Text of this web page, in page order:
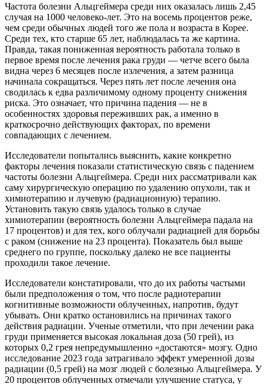
Частота болезни Альцгеймера среди них оказалась лишь 2,45
случая на 1000 человеко-лет. Это на восемь процентов реже,
чем среди обычных людей того же пола и возраста в Корее.
Среди тех, кто старше 65 лет, наблюдалась та же картина.
Правда, такая пониженная вероятность работала только в
первое время после лечения рака груди — четче всего была
видна через 6 месяцев после излечения, а затем разница
начинала сокращаться. Через пять лет после лечения она
сводилась к едва различимому одному проценту снижения
риска. Это означает, что причина падения — не в
особенностях здоровья переживших рак, а именно в
краткосрочно действующих факторах, по времени
совпадающих с лечением.
Исследователи попытались выяснить, какие конкретно
факторы лечения показали статистическую связь с падением
частоты болезни Альцгеймера. Среди них рассматривали как
саму хирургическую операцию по удалению опухоли, так и
химиотерапию и лучевую (радиационную) терапию.
Установить такую связь удалось только в случае
химиотерапии (вероятность болезни Альцгеймера падала на
17 процентов) и для тех, кого облучали радиацией для борьбы
с раком (снижение на 23 процента). Показатель был выше
среднего по группе, поскольку далеко не все пациенты
проходили такое лечение.
Исследователи констатировали, что до их работы частыми
были предположения о том, что после радиотерапии
когнитивные возможности облученных, напротив, будут
убывать. Они кратко остановились на причинах такого
действия радиации. Ученые отметили, что при лечении рака
груди применяется высокая локальная доза (50 грей), из
которых 0,2 грея непредумышленно «достаются» мозгу. Одно
исследование 2023 года затрагивало эффект умеренной дозы
радиации (0,5 грей) на мозг людей с болезнью Альцгеймера. У
20 процентов облученных отмечали улучшение статуса, у